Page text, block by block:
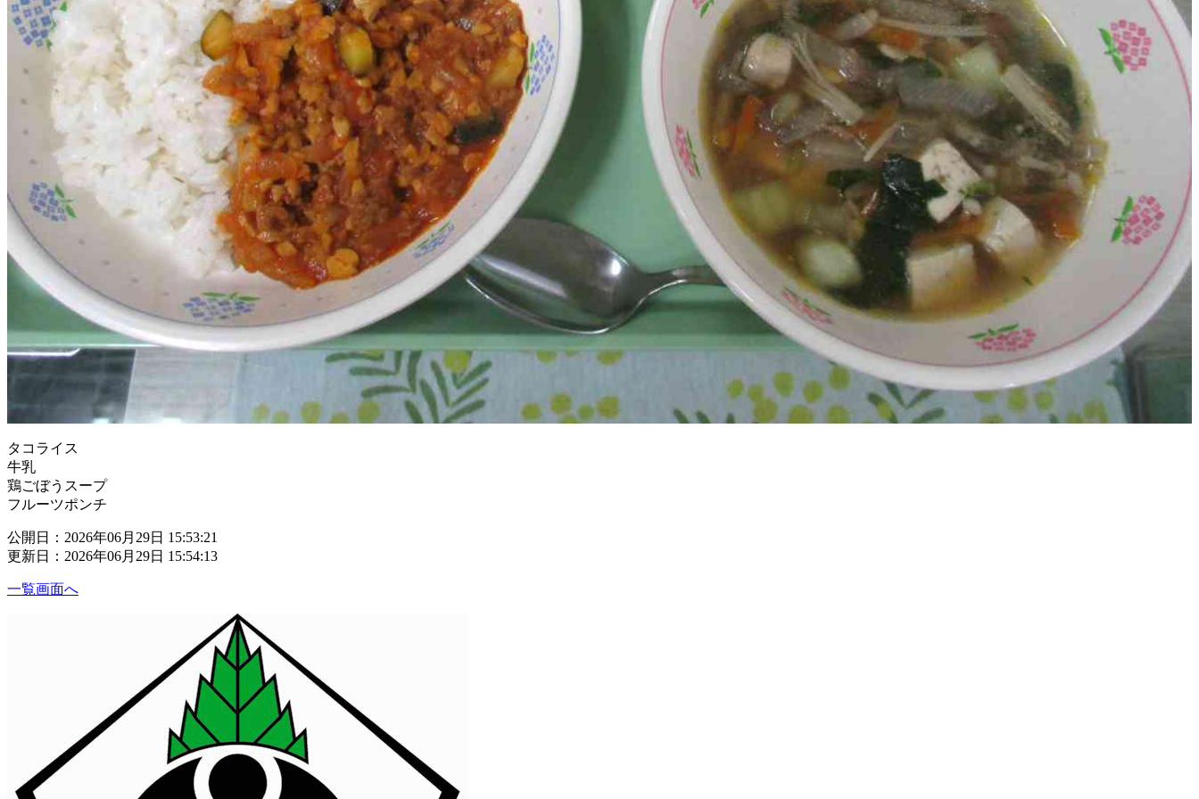
タコライス
牛乳
鶏ごぼうスープ
フルーツポンチ
公開日：2026年06月29日 15:53:21
更新日：2026年06月29日 15:54:13
一覧画面へ